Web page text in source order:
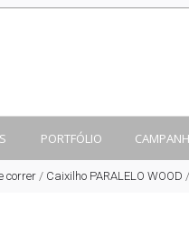
PORTFÓLIO
correr / Caixilho PARALELO WOOD /